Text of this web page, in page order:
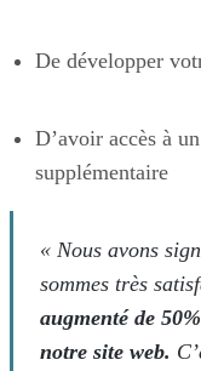
De développer
D’avoir accès à
supplémentaire
« Nous avons
sommes très
augmenté de
notre site web.